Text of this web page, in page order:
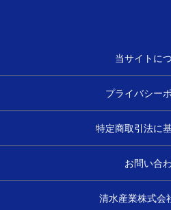
当サイトに
プライバシー
特定商取引法に
お問い合
清水産業株式会